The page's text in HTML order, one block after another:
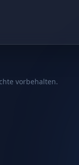
vorbehalten.